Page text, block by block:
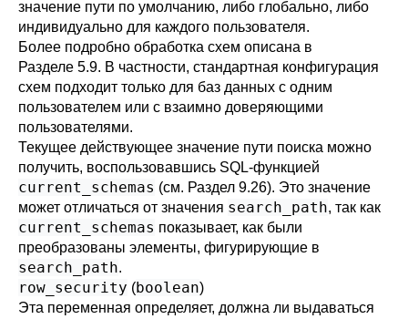
значение пути по умолчанию, либо глобально, либо
индивидуально для каждого пользователя.
Более подробно обработка схем описана в
Разделе 5.9. В частности, стандартная конфигурация
схем подходит только для баз данных с одним
пользователем или с взаимно доверяющими
пользователями.
Текущее действующее значение пути поиска можно
получить, воспользовавшись SQL-функцией
current_schemas (см. Раздел 9.26). Это значение
может отличаться от значения search_path, так как
current_schemas показывает, как были
преобразованы элементы, фигурирующие в
search_path.
row_security (boolean)
Эта переменная определяет, должна ли выдаваться